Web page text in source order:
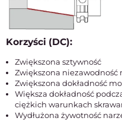
Korzyści (DC):
Zwiększona sztywność
Zwiększona niezawodność
Zwiększona dokładność
Większa dokładność
ciężkich warunkach
Wydłużona żywotność